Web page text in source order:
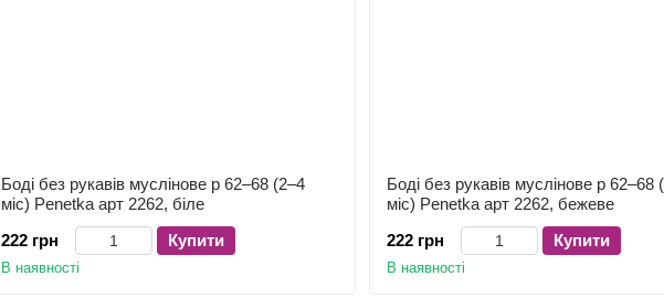
Боді без рукавів муслінове р 62–68 (2–4
міс) Penetka арт 2262, біле
222 грн
Купити
В наявності
Боді без рукавів муслінове р 62–68
міс) Penetka арт 2262, бежеве
222 грн
Купити
В наявності